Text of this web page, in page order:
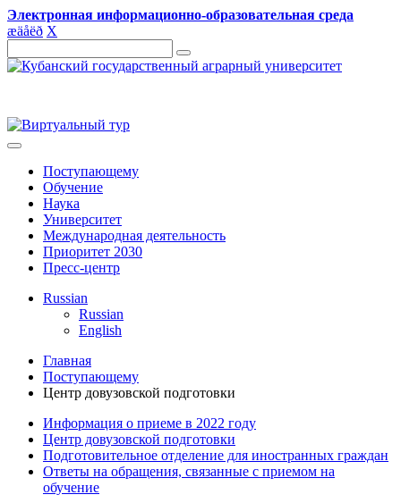
Электронная информационно-образовательная среда
æäåëð X
Поступающему
Обучение
Наука
Университет
Международная деятельность
Приоритет 2030
Пресс-центр
Russian
Russian
English
Главная
Поступающему
Центр довузовской подготовки
Информация о приеме в 2022 году
Центр довузовской подготовки
Подготовительное отделение для иностранных граждан
Ответы на обращения, связанные с приемом на
обучение